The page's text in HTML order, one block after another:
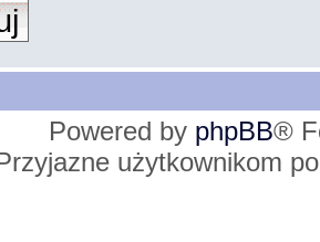
Powered by phpBB®
użytkownikom